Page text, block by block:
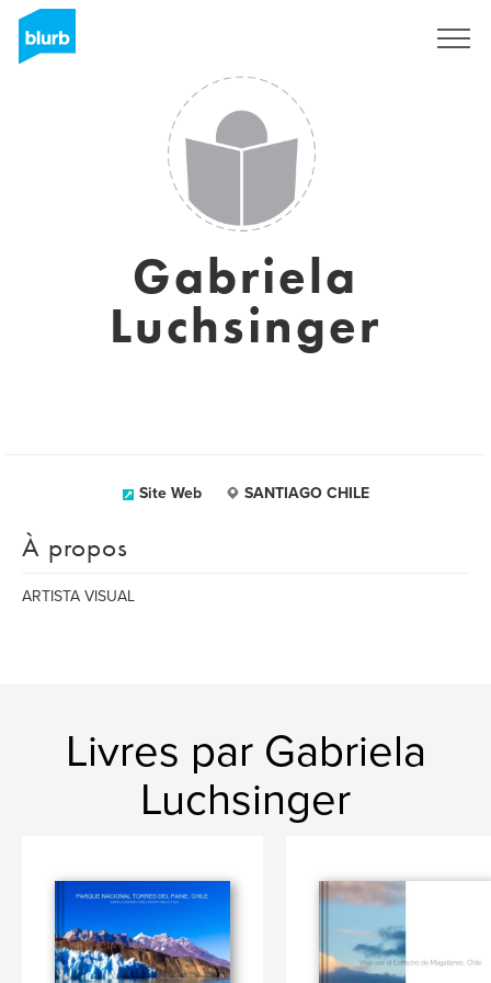
Gabriela
Luchsinger
Site Web SANTIAGO CHILE
À propos
ARTISTA VISUAL
Livres par Gabriela
Luchsinger